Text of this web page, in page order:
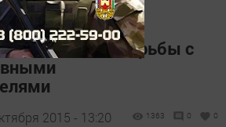
свой метод борьбы с
2015 - 13:20 1363 0 0